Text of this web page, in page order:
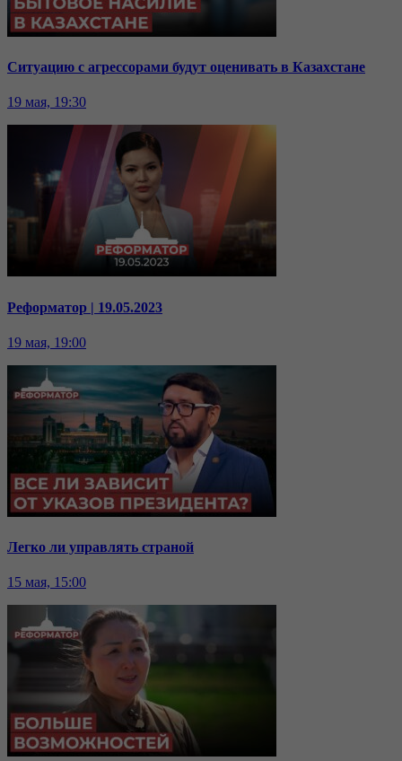
Ситуацию с агрессорами будут оценивать в Казахстане
19 мая, 19:30
Реформатор | 19.05.2023
19 мая, 19:00
Легко ли управлять страной
15 мая, 15:00